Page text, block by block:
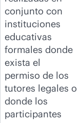
conjunto con
instituciones
educativas
formales donde
exista el
permiso de los
tutores legales o
donde los
participantes